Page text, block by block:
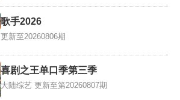
歌手2026
更新至20260806期
喜剧之王单口季第三季
大陆综艺 更新至第20260807期